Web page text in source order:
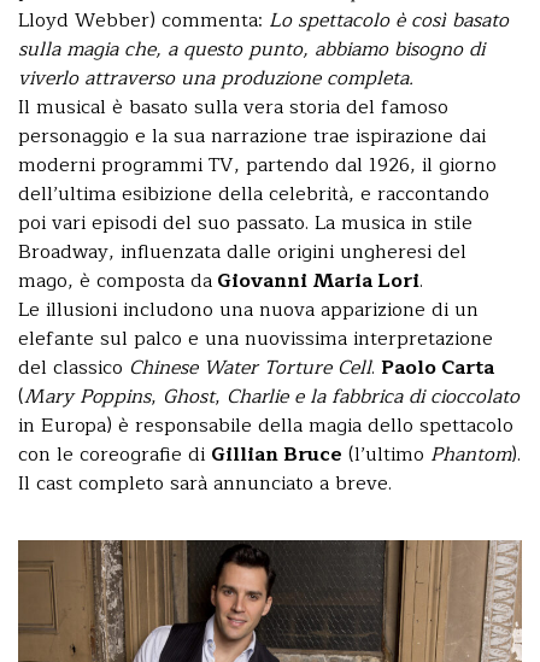
Lloyd Webber) commenta: Lo spettacolo è così basato
sulla magia che, a questo punto, abbiamo bisogno di
viverlo attraverso una produzione completa.
Il musical è basato sulla vera storia del famoso
personaggio e la sua narrazione trae ispirazione dai
moderni programmi TV, partendo dal 1926, il giorno
dell’ultima esibizione della celebrità, e raccontando
poi vari episodi del suo passato. La musica in stile
Broadway, influenzata dalle origini ungheresi del
mago, è composta daGiovanni Maria Lori.
Le illusioni includono una nuova apparizione di un
elefante sul palco e una nuovissima interpretazione
del classico Chinese Water Torture Cell. Paolo Carta
(Mary Poppins, Ghost, Charlie e la fabbrica di cioccolato
in Europa) è responsabile della magia dello spettacolo
con le coreografie di Gillian Bruce (l’ultimo Phantom).
Il cast completo sarà annunciato a breve.